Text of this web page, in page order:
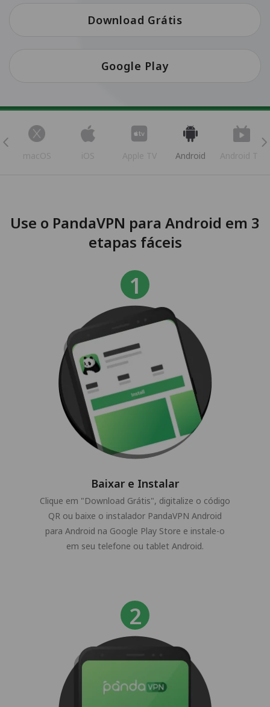
Download Grátis
Google Play
macOS iOS Apple TV Android Android TV
Use o PandaVPN para Android em 3
etapas fáceis
Baixar e Instalar
Clique em "Download Grátis", digitalize o código
QR ou baixe o instalador PandaVPN Android
para Android na Google Play Store e instale-o
em seu telefone ou tablet Android.